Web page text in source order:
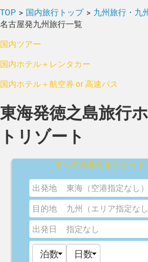
TOP > 国内旅行トップ > 九州旅行・九
名古屋発九州旅行一覧
国内ツアー
国内ホテル＋レンタカー
国内ホテル＋航空券 or 高速バス
東海発徳之島旅行
トリゾート
すべての条件をリセット
出発地
東海（空港指定なし）
目的地
九州（エリア指定なし
出発日
指定なし